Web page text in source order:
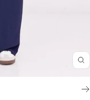
זום